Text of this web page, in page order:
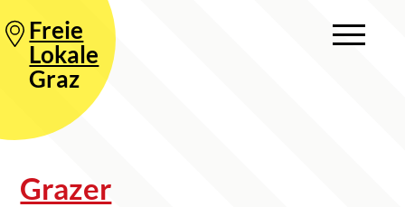
Freie
Lokale
Graz
Grazer